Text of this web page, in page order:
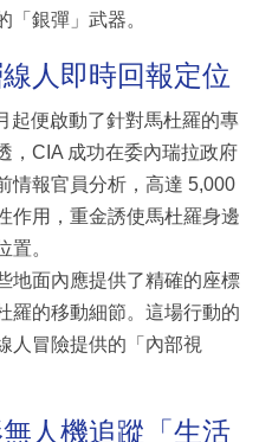
「銀彈」武器。
人即時回報定位
起便啟動了針對馬杜羅的專
，CIA 成功在委內瑞拉政府
情報官員分析，高達 5,000
作用，重金誘使馬杜羅身邊
置。
地面內應提供了精確的座標
羅的移動細節。這場行動的
人冒險提供的「內部視
人機追蹤「生活